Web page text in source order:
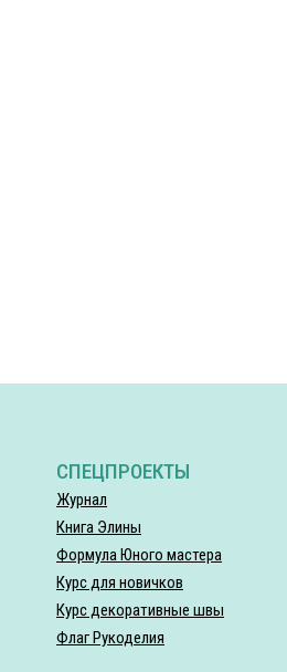
СПЕЦПРОЕКТЫ
Журнал
Книга Элины
Формула Юного мастера
Курс для новичков
Курс декоративные швы
Флаг Рукоделия